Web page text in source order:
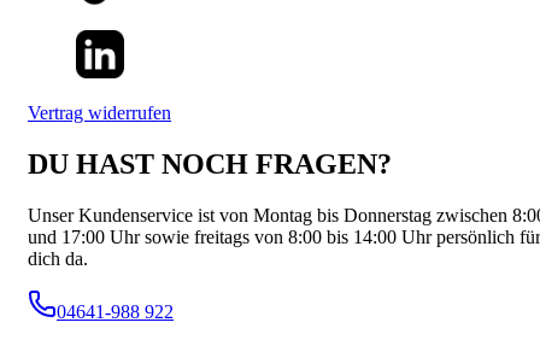
Vertrag widerrufen
DU HAST NOCH FRAGEN?
Unser Kundenservice ist von Montag bis Donnerstag zwischen
und 17:00 Uhr sowie freitags von 8:00 bis 14:00 Uhr persönlich für
dich da.
04641-988 922